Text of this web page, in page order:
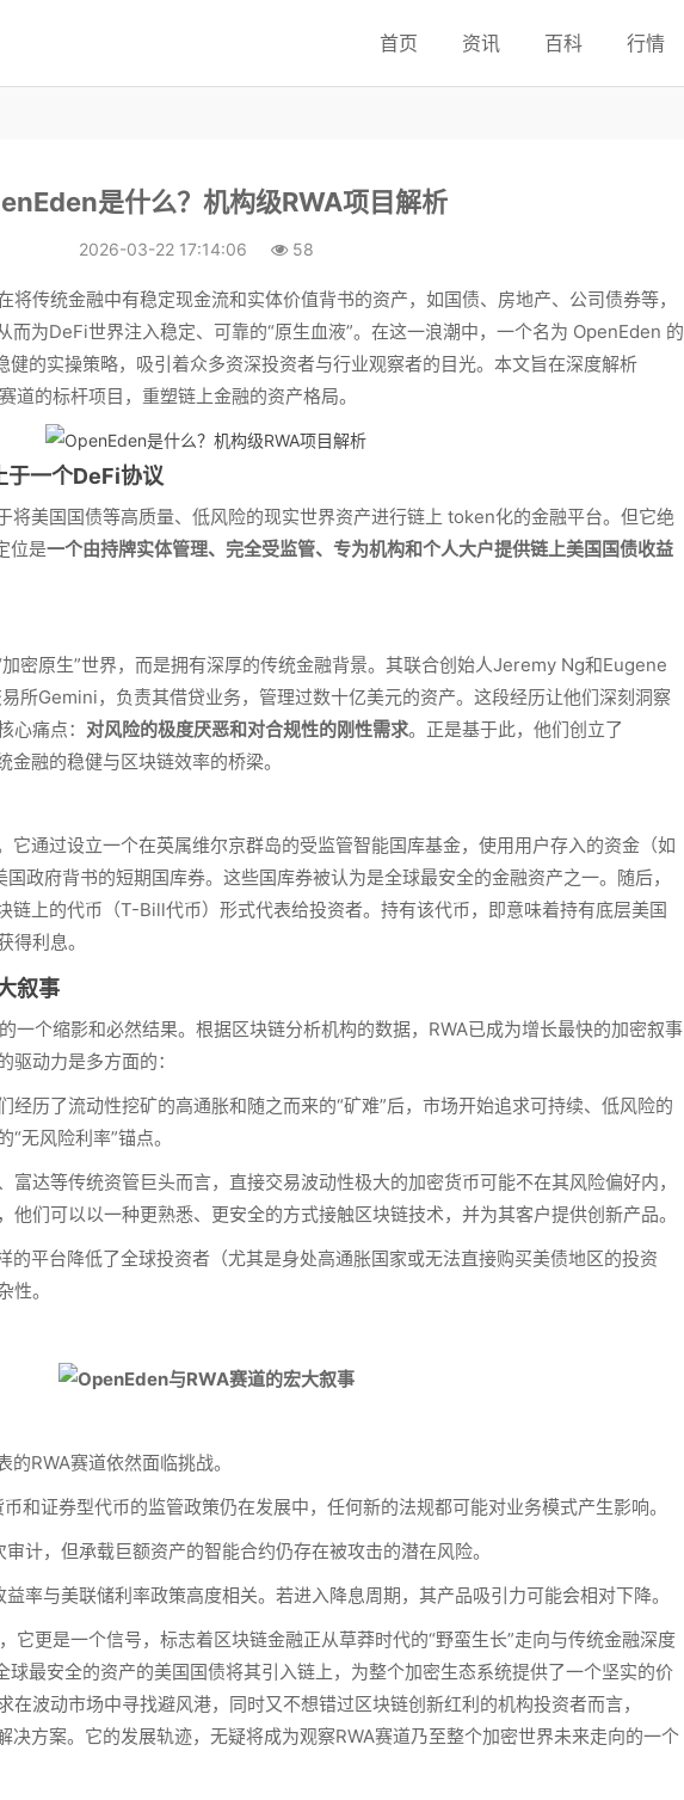
首页 资讯 百科 行情
是什么？机构级RWA项目解析
2026-03-22 17:14:06 58
将传统金融中有稳定现金流和实体价值背书的资产，如国债、房地产、公司债券等，
为DeFi世界注入稳定、可靠的“原生血液”。在这一浪潮中，一个名为 OpenEden 的
健的实操策略，吸引着众多资深投资者与行业观察者的目光。本文旨在深度解析
道的标杆项目，重塑链上金融的资产格局。
一个DeFi协议
将美国国债等高质量、低风险的现实世界资产进行链上 token化的金融平台。但它绝
位是一个由持牌实体管理、完全受监管、专为机构和个人大户提供链上美国国债收益
密原生”世界，而是拥有深厚的传统金融背景。其联合创始人Jeremy Ng和Eugene
所Gemini，负责其借贷业务，管理过数十亿美元的资产。这段经历让他们深刻洞察
心痛点： 对风险的极度厌恶和对合规性的刚性需求。正是基于此，他们创立了
融的稳健与区块链效率的桥梁。
它通过设立一个在英属维尔京群岛的受监管智能国库基金，使用用户存入的资金（如
政府背书的短期国库券。这些国库券被认为是全球最安全的金融资产之一。随后，
链上的代币（T-Bill代币）形式代表给投资者。持有该代币，即意味着持有底层美国
得利息。
叙事
一个缩影和必然结果。根据区块链分析机构的数据，RWA已成为增长最快的加密叙事
驱动力是多方面的：
经历了流动性挖矿的高通胀和随之而来的“矿难”后，市场开始追求可持续、低风险的
无风险利率”锚点。
富达等传统资管巨头而言，直接交易波动性极大的加密货币可能不在其风险偏好内，
他们可以以一种更熟悉、更安全的方式接触区块链技术，并为其客户提供创新产品。
的平台降低了全球投资者（尤其是身处高通胀国家或无法直接购买美债地区的投资
性。
RWA赛道依然面临挑战。
和证券型代币的监管政策仍在发展中，任何新的法规都可能对业务模式产生影响。
计，但承载巨额资产的智能合约仍存在被攻击的潜在风险。
率与美联储利率政策高度相关。若进入降息周期，其产品吸引力可能会相对下降。
它更是一个信号，标志着区块链金融正从草莽时代的“野蛮生长”走向与传统金融深度
球最安全的资产的美国国债将其引入链上，为整个加密生态系统提供了一个坚实的价
在波动市场中寻找避风港，同时又不想错过区块链创新红利的机构投资者而言，
决方案。它的发展轨迹，无疑将成为观察RWA赛道乃至整个加密世界未来走向的一个